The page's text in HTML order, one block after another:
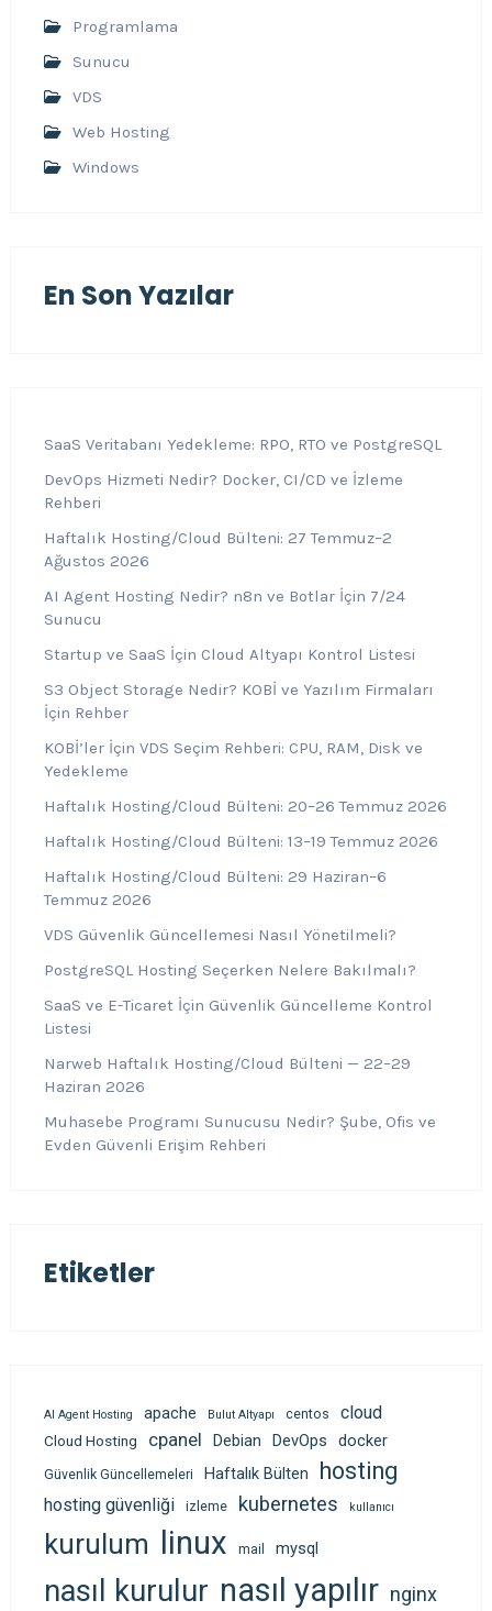
Programlama
Sunucu
VDS
Web Hosting
Windows
En Son Yazılar
SaaS Veritabanı Yedekleme: RPO, RTO ve PostgreSQL
DevOps Hizmeti Nedir? Docker, CI/CD ve İzleme
Rehberi
Haftalık Hosting/Cloud Bülteni: 27 Temmuz–2
Ağustos 2026
AI Agent Hosting Nedir? n8n ve Botlar İçin 7/24
Sunucu
Startup ve SaaS İçin Cloud Altyapı Kontrol Listesi
S3 Object Storage Nedir? KOBİ ve Yazılım Firmaları
İçin Rehber
KOBİ’ler İçin VDS Seçim Rehberi: CPU, RAM, Disk ve
Yedekleme
Haftalık Hosting/Cloud Bülteni: 20–26 Temmuz 2026
Haftalık Hosting/Cloud Bülteni: 13–19 Temmuz 2026
Haftalık Hosting/Cloud Bülteni: 29 Haziran–6
Temmuz 2026
VDS Güvenlik Güncellemesi Nasıl Yönetilmeli?
PostgreSQL Hosting Seçerken Nelere Bakılmalı?
SaaS ve E-Ticaret İçin Güvenlik Güncelleme Kontrol
Listesi
Narweb Haftalık Hosting/Cloud Bülteni — 22–29
Haziran 2026
Muhasebe Programı Sunucusu Nedir? Şube, Ofis ve
Evden Güvenli Erişim Rehberi
Etiketler
AI Agent Hosting apache Bulut Altyapı centos cloud
Cloud Hosting cpanel Debian DevOps docker
Güvenlik Güncellemeleri Haftalık Bülten hosting
hosting güvenliği izleme kubernetes kullanıcı
kurulum linux mail mysql
nasıl kurulur nasıl yapılır nginx